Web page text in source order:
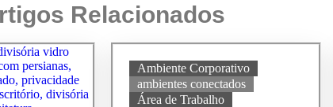
Relacionados
Ambiente Corporativo
ambientes conectados
Área de Trabalho